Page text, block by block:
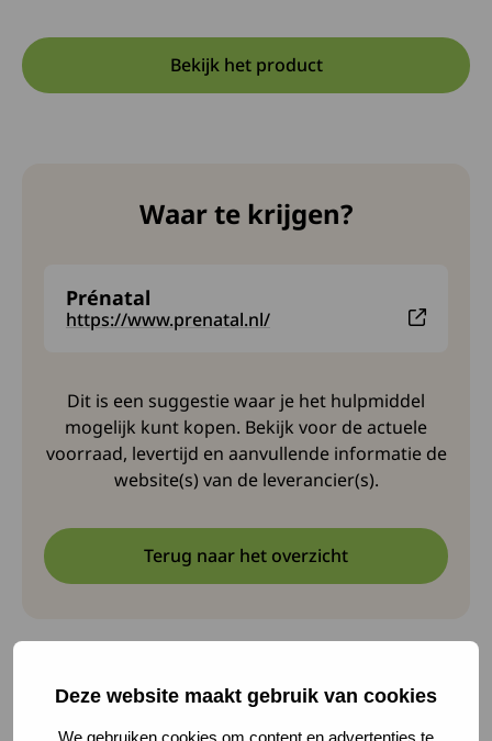
Deze website maakt gebruik van cookies
We gebruiken cookies om content en advertenties te
Bekijk het product
Opent in een nieuwe tab:
Deze link opent in een nieuw
Waar te krijgen?
Prénatal
https://www.prenatal.nl/
Deze link leidt naar een externe website en opent
Dit is een suggestie waar je het hulpmiddel
mogelijk kunt kopen. Bekijk voor de actuele
voorraad, levertijd en aanvullende informatie de
website(s) van de leverancier(s).
Terug naar het overzicht
Andere hulpmiddelen